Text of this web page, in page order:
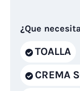
¿Que
TOALLA
CREMA